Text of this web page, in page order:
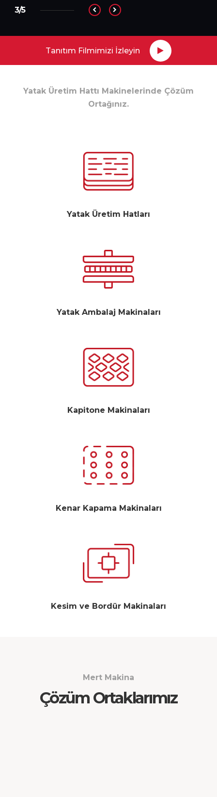
Tanıtım Filmimizi İzleyin
3/5
Yatak Üretim Hattı Makinelerinde Çözüm
Ortağınız.
Yatak Üretim Hatları
Yatak Ambalaj Makinaları
Kapitone Makinaları
Kenar Kapama Makinaları
Kesim ve Bordür Makinaları
Mert Makina
Çözüm Ortaklarımız